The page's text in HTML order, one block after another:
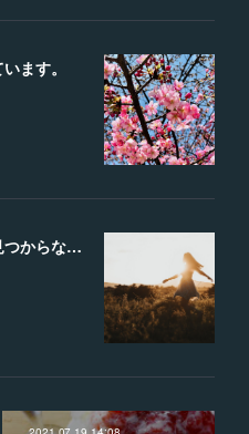
ます。
なぜ「本当にやりたい事」が見つからないのか？？見つけるための４つのヒント